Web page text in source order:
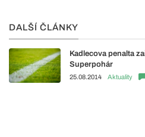
DALŠÍ ČLÁNKY
Kadlecova penalta
Superpohár
25.08.2014 Aktuality